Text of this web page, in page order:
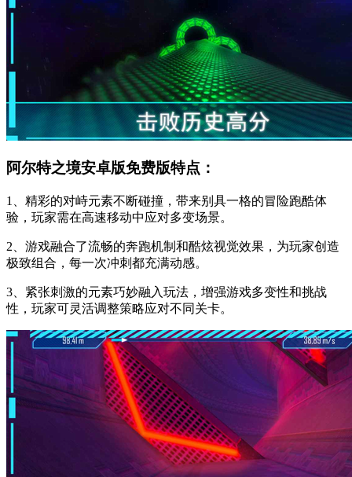
阿尔特之境安卓版免费版特点：
1、精彩的对峙元素不断碰撞，带来别具一格的冒险跑酷体
验，玩家需在高速移动中应对多变场景。
2、游戏融合了流畅的奔跑机制和酷炫视觉效果，为玩家创造
极致组合，每一次冲刺都充满动感。
3、紧张刺激的元素巧妙融入玩法，增强游戏多变性和挑战
性，玩家可灵活调整策略应对不同关卡。